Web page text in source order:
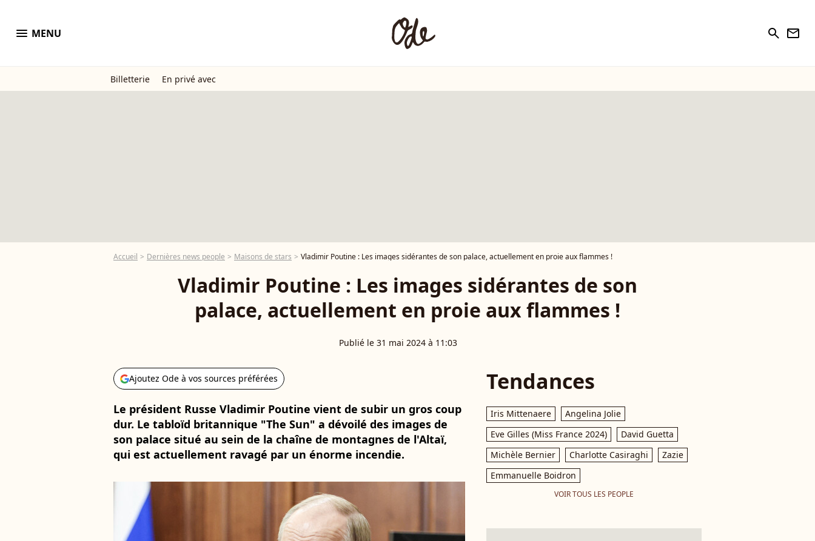
menu MENU search newsletter
Billetterie En privé avec
Accueil Dernières news people Maisons de stars Vladimir Poutine : Les images sidérantes de son palace, actuellement en proie aux flammes !
Vladimir Poutine : Les images sidérantes de son
palace, actuellement en proie aux flammes !
Publié le 31 mai 2024 à 11:03
Ajoutez Ode à vos sources préférées
Le président Russe Vladimir Poutine vient de subir un gros coup
dur. Le tabloïd britannique "The Sun" a dévoilé des images de
son palace situé au sein de la chaîne de montagnes de l'Altaï,
qui est actuellement ravagé par un énorme incendie.
Tendances
Iris Mittenaere
Angelina Jolie
Eve Gilles (Miss France 2024)
David Guetta
Michèle Bernier
Charlotte Casiraghi
Zazie
Emmanuelle Boidron
VOIR TOUS LES PEOPLE